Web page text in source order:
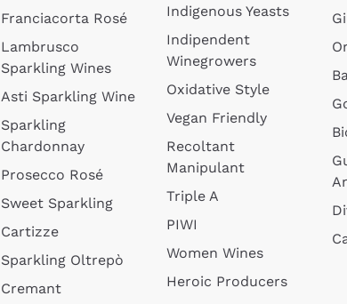
Franciacorta Rosé
Lambrusco
Sparkling Wines
Asti Sparkling Wine
Sparkling
Chardonnay
Prosecco Rosé
Sweet Sparkling
Cartizze
Sparkling Oltrepò
Cremant
Indigenous Yeasts
Indipendent
Winegrowers
Oxidative Style
Vegan Friendly
Recoltant
Manipulant
Triple A
PIWI
Women Wines
Heroic Producers